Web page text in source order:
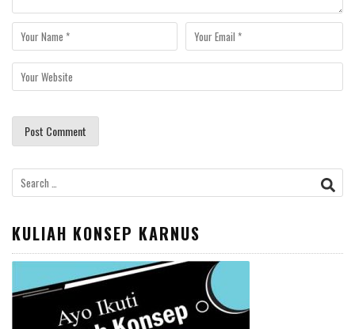
Search
for:
KULIAH KONSEP KARNUS